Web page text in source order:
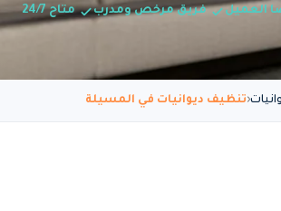
فريق مرخص ومدرب متاح 24/7
تنظيف ديوانيات في المسيلة